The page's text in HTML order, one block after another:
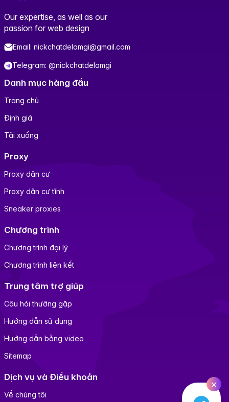
Our expertise, as well as our
passion for web design
Email: nickchatdelamgi@gmail.com
Telegram: @nickchatdelamgi
Danh mục hàng đầu
Trang chủ
Định giá
Tải xuống
Proxy
Proxy dân cư
Proxy dân cư tĩnh
Sneaker proxies
Chương trình
Chương trình đại lý
Chương trình liên kết
Trung tâm trợ giúp
Câu hỏi thường gặp
Hướng dẫn sử dụng
Hướng dẫn bằng video
Sitemap
Dịch vụ và Điều khoản
Về chúng tôi
×